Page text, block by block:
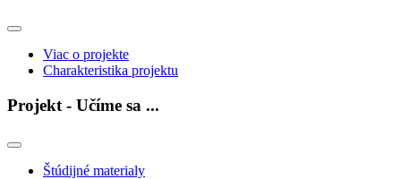
Viac o projekte
Charakteristika projektu
Projekt - Učíme sa ...
Štúdijné materialy